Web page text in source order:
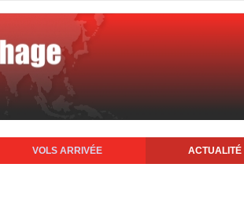
VOLS ARRIVÉE ACTUALITÉ